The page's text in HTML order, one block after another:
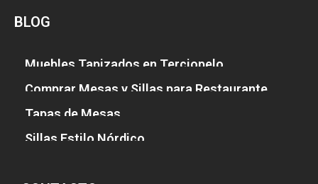
BLOG
Muebles Tapizados en Terciopelo
Comprar Mesas y Sillas para Restaurante
Tapas de Mesas
Sillas Estilo Nórdico